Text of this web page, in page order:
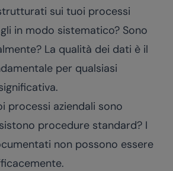
sui tuoi processi
in modo sistematico? Sono
La qualità dei dati è il
per qualsiasi
processi aziendali sono
procedure standard? I
non possono essere